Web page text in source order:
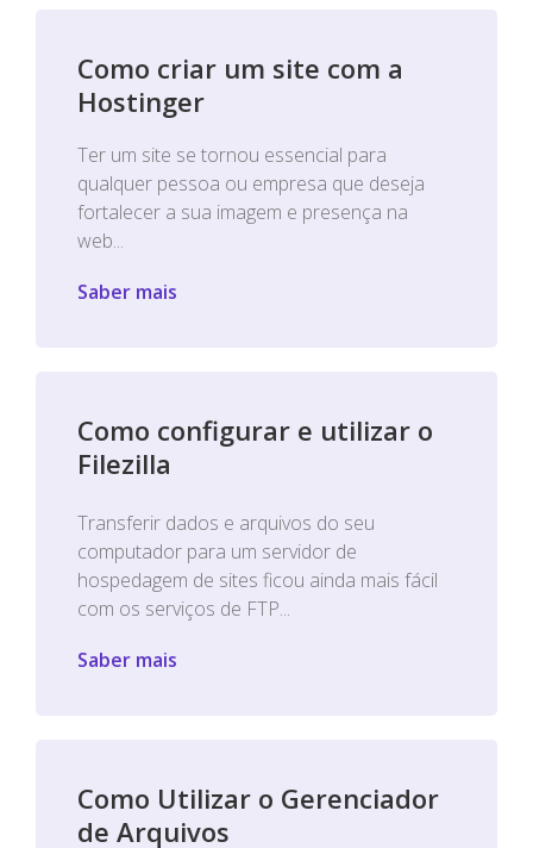
Como criar um site com a
Hostinger
Ter um site se tornou essencial para
qualquer pessoa ou empresa que deseja
fortalecer a sua imagem e presença na
web...
Saber mais
Como configurar e utilizar o
Filezilla
Transferir dados e arquivos do seu
computador para um servidor de
hospedagem de sites ficou ainda mais fácil
com os serviços de FTP...
Saber mais
Como Utilizar o Gerenciador
de Arquivos